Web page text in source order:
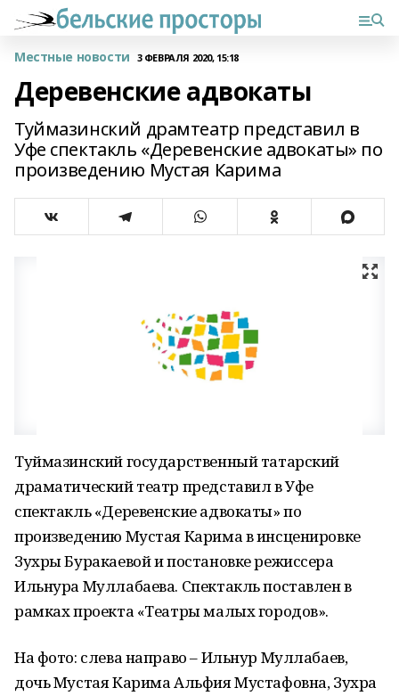
Местные новости 3 ФЕВРАЛЯ 2020, 15:18
Деревенские адвокаты
Туймазинский драмтеатр представил в
Уфе спектакль «Деревенские адвокаты» по
произведению Мустая Карима
Туймазинский государственный татарский
драматический театр представил в Уфе
спектакль «Деревенские адвокаты» по
произведению Мустая Карима в инсценировке
Зухры Буракаевой и постановке режиссера
Ильнура Муллабаева. Спектакль поставлен в
рамках проекта «Театры малых городов».
На фото: слева направо – Ильнур Муллабаев,
дочь Мустая Карима Альфия Мустафовна, Зухра